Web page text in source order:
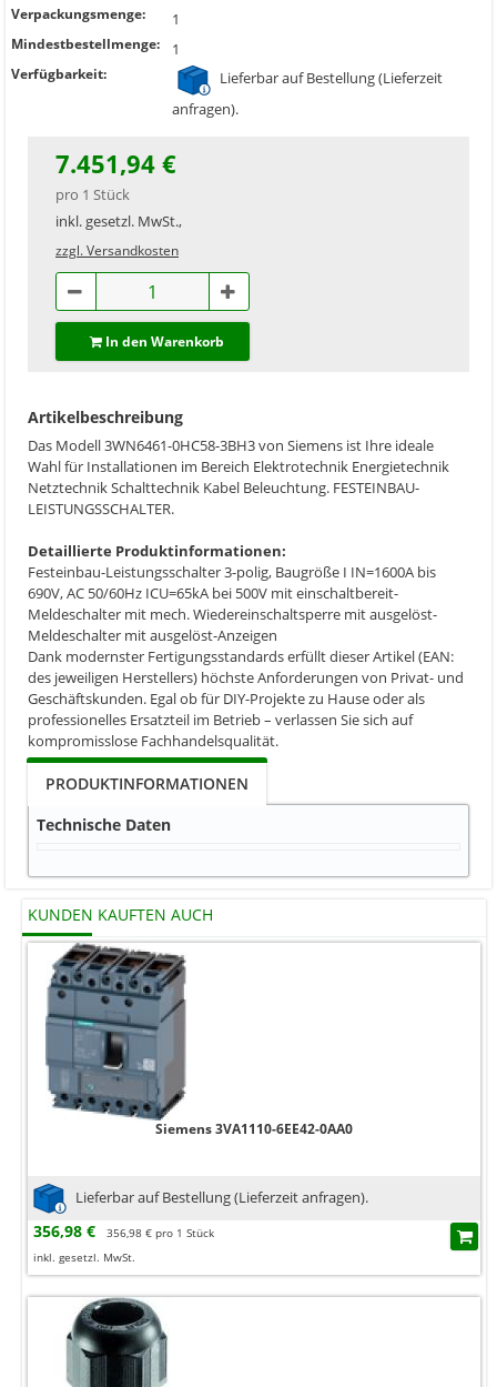
Verpackungsmenge: 1
Mindestbestellmenge: 1
Verfügbarkeit:
Lieferbar auf Bestellung (Lieferzeit
anfragen).
7.451,94 €
pro 1 Stück
inkl. gesetzl. MwSt.,
zzgl. Versandkosten
In den Warenkorb
Artikelbeschreibung
Das Modell 3WN6461-0HC58-3BH3 von Siemens ist Ihre ideale
Wahl für Installationen im Bereich Elektrotechnik Energietechnik
Netztechnik Schalttechnik Kabel Beleuchtung. FESTEINBAU-
LEISTUNGSSCHALTER.
Detaillierte Produktinformationen:
Festeinbau-Leistungsschalter 3-polig, Baugröße I IN=1600A bis
690V, AC 50/60Hz ICU=65kA bei 500V mit einschaltbereit-
Meldeschalter mit mech. Wiedereinschaltsperre mit ausgelöst-
Meldeschalter mit ausgelöst-Anzeigen
Dank modernster Fertigungsstandards erfüllt dieser Artikel (EAN:
des jeweiligen Herstellers) höchste Anforderungen von Privat- und
Geschäftskunden. Egal ob für DIY-Projekte zu Hause oder als
professionelles Ersatzteil im Betrieb – verlassen Sie sich auf
kompromisslose Fachhandelsqualität.
PRODUKTINFORMATIONEN
Technische Daten
KUNDEN KAUFTEN AUCH
Siemens 3VA1110-6EE42-0AA0
Lieferbar auf Bestellung (Lieferzeit anfragen).
356,98 €
356,98 € pro 1 Stück
inkl. gesetzl. MwSt.